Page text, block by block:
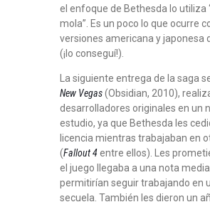
el enfoque de Bethesda lo utiliza
mola”. Es un poco lo que ocurre
versiones americana y japonesa
(¡lo conseguí!).
La siguiente entrega de la saga
New Vegas(Obsidian, 2010),
desarrolladores originales en un
estudio, ya que Bethesda les
licencia mientras trabajaban en
(Fallout 4entre ellos). Les
el juego llegaba a una nota
permitirían seguir trabajando en
secuela. También les dieron un